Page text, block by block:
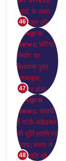
46
47
48